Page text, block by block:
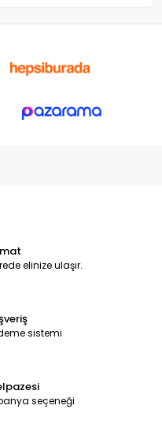
elinize ulaşır.
sistemi
seçeneği